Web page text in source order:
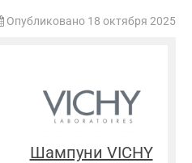
Опубликовано 18 октября 2025
Шампуни VICHY